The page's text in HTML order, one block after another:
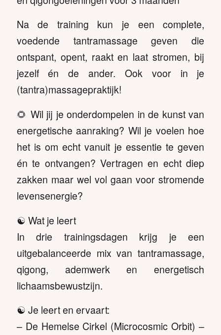
Na de training kun je een complete,
voedende tantramassage geven die
ontspant, opent, raakt en laat stromen, bij
jezelf én de ander. Ook voor in je
(tantra)massagepraktijk!
🌻 Wil jij je onderdompelen in de kunst van
energetische aanraking? Wil je voelen hoe
het is om echt vanuit je essentie te geven
én te ontvangen? Vertragen en echt diep
zakken maar wel vol gaan voor stromende
levensenergie?
☯️ Wat je leert
In drie trainingsdagen krijg je een
uitgebalanceerde mix van tantramassage,
qigong, ademwerk en energetisch
lichaamsbewustzijn.
☯️ Je leert en ervaart:
– De Hemelse Cirkel (Microcosmic Orbit) –